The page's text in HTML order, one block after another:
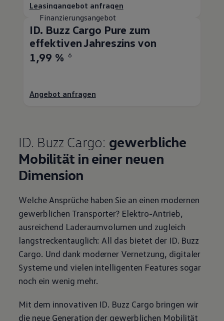
Leasingangebot anfragen
Finanzierungsangebot
ID. Buzz Cargo Pure zum
effektiven Jahreszins von
1,99 %
6
Angebot anfragen
ID. Buzz Cargo: gewerbliche
Mobilität in einer neuen
Dimension
Welche Ansprüche haben Sie an einen modernen
gewerblichen Transporter? Elektro-Antrieb,
ausreichend Laderaumvolumen und zugleich
langstreckentauglich: All das bietet der ID. Buzz
Cargo. Und dank moderner Vernetzung, digitaler
Systeme und vielen intelligenten Features sogar
noch ein wenig mehr.
Mit dem innovativen ID. Buzz Cargo bringen wir
die neue Generation der gewerblichen Mobilität